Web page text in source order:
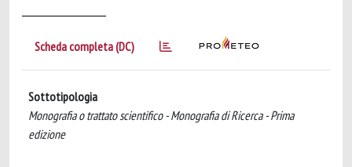
Scheda completa (DC)
Sottotipologia
Monografia o trattato scientifico - Monografia di Ricerca - Prima
edizione